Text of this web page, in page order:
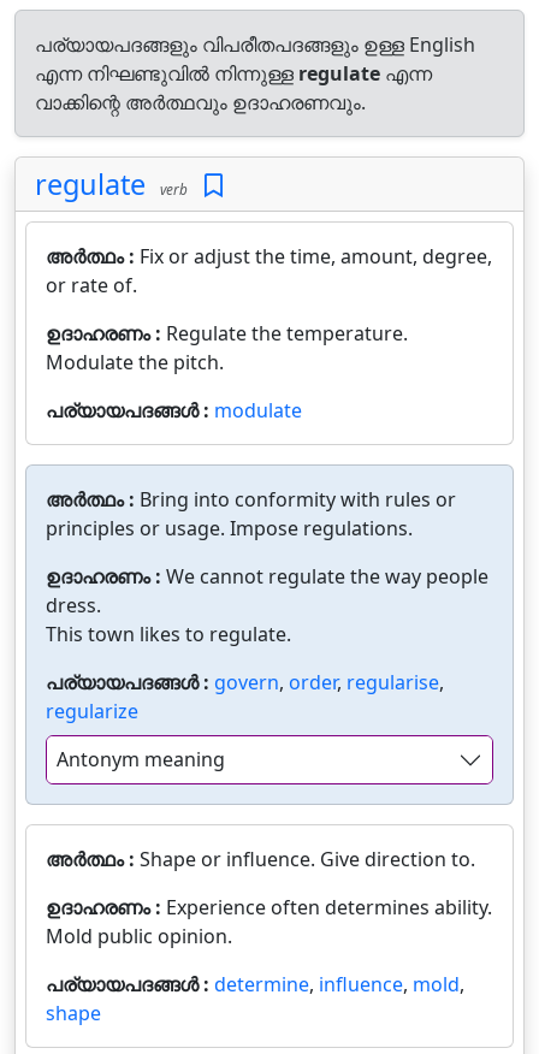
പര്യായപദങ്ങളും വിപരീതപദങ്ങളും ഉള്ള English
എന്ന നിഘണ്ടുവിൽ നിന്നുള്ള regulate എന്ന
വാക്കിന്റെ അർത്ഥവും ഉദാഹരണവും.
regulate verb
അർത്ഥം : Fix or adjust the time, amount, degree,
or rate of.
ഉദാഹരണം : Regulate the temperature.
Modulate the pitch.
പര്യായപദങ്ങൾ : modulate
അർത്ഥം : Bring into conformity with rules or
principles or usage. Impose regulations.
ഉദാഹരണം : We cannot regulate the way people
dress.
This town likes to regulate.
പര്യായപദങ്ങൾ : govern, order, regularise,
regularize
Antonym meaning
അർത്ഥം : Shape or influence. Give direction to.
ഉദാഹരണം : Experience often determines ability.
Mold public opinion.
പര്യായപദങ്ങൾ : determine, influence, mold,
shape